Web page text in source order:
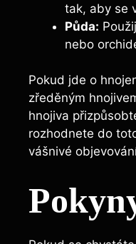
tak, aby se
Půda:
nebo
Pokud jde o
zředěným
hnojiva
rozhodnete do
vášnivé